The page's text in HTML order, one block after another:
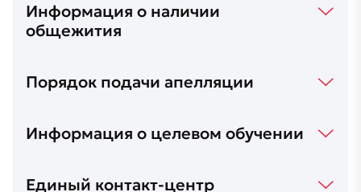
Информация о наличии
общежития
Порядок подачи апелляции
Информация о целевом обучении
Единый контакт-центр